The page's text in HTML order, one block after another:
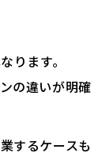
ります。
の違いが明確
するケースも